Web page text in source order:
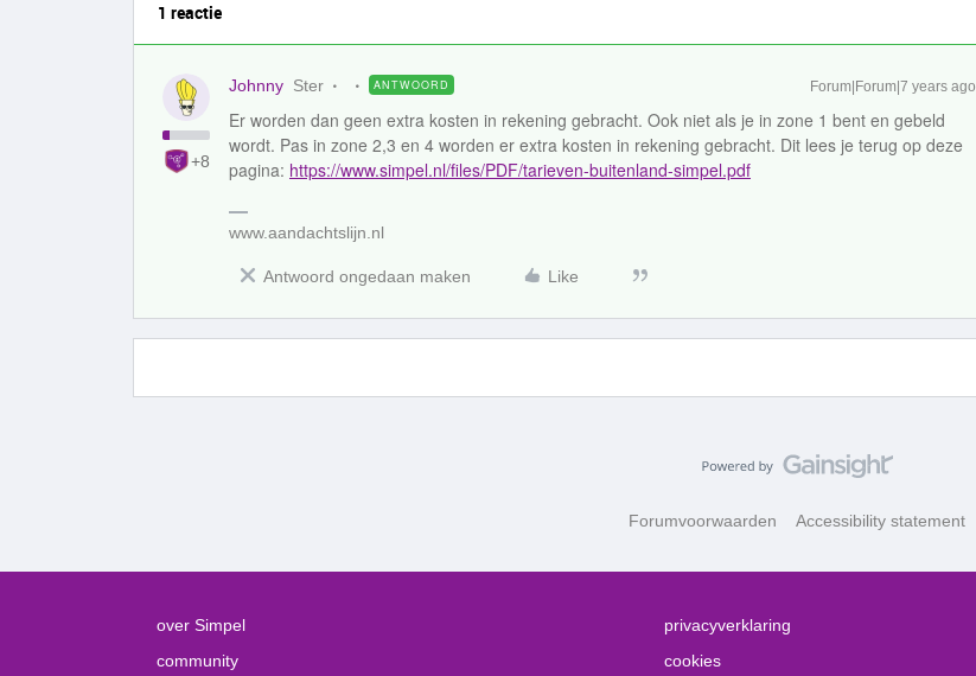
1 reactie
+8
Johnny Ster ANTWOORD Forum|Forum|7 years ago
Er worden dan geen extra kosten in rekening gebracht. Ook niet als je in zone 1 bent en gebeld
wordt. Pas in zone 2,3 en 4 worden er extra kosten in rekening gebracht. Dit lees je terug op deze
pagina: https://www.simpel.nl/files/PDF/tarieven-buitenland-simpel.pdf
www.aandachtslijn.nl
Antwoord ongedaan maken Like
Forumvoorwaarden Accessibility statement
over Simpel
community
privacyverklaring
cookies